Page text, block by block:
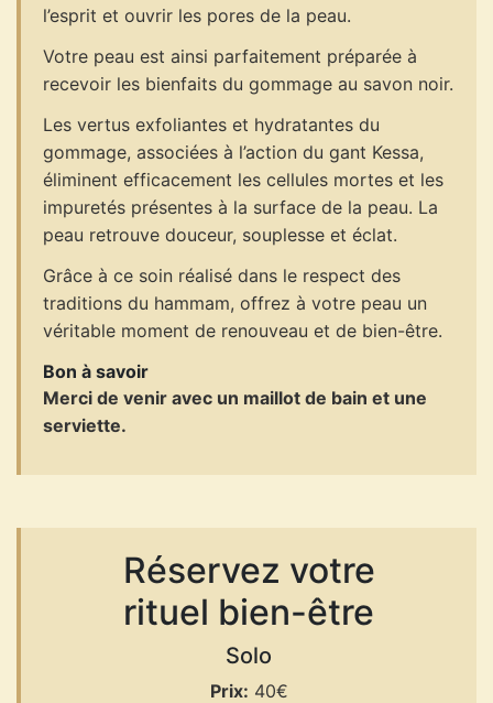
l’esprit et ouvrir les pores de la peau.
Votre peau est ainsi parfaitement préparée à
recevoir les bienfaits du gommage au savon noir.
Les vertus exfoliantes et hydratantes du
gommage, associées à l’action du gant Kessa,
éliminent efficacement les cellules mortes et les
impuretés présentes à la surface de la peau. La
peau retrouve douceur, souplesse et éclat.
Grâce à ce soin réalisé dans le respect des
traditions du hammam, offrez à votre peau un
véritable moment de renouveau et de bien-être.
Bon à savoir
Merci de venir avec un maillot de bain et une
serviette.
Réservez votre
rituel bien-être
Solo
Prix: 40€